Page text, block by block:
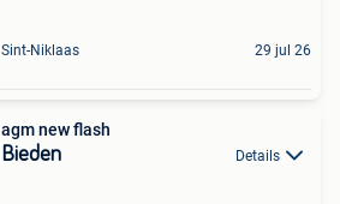
Sint-Niklaas 29 jul 26
agm new flash
Bieden Details